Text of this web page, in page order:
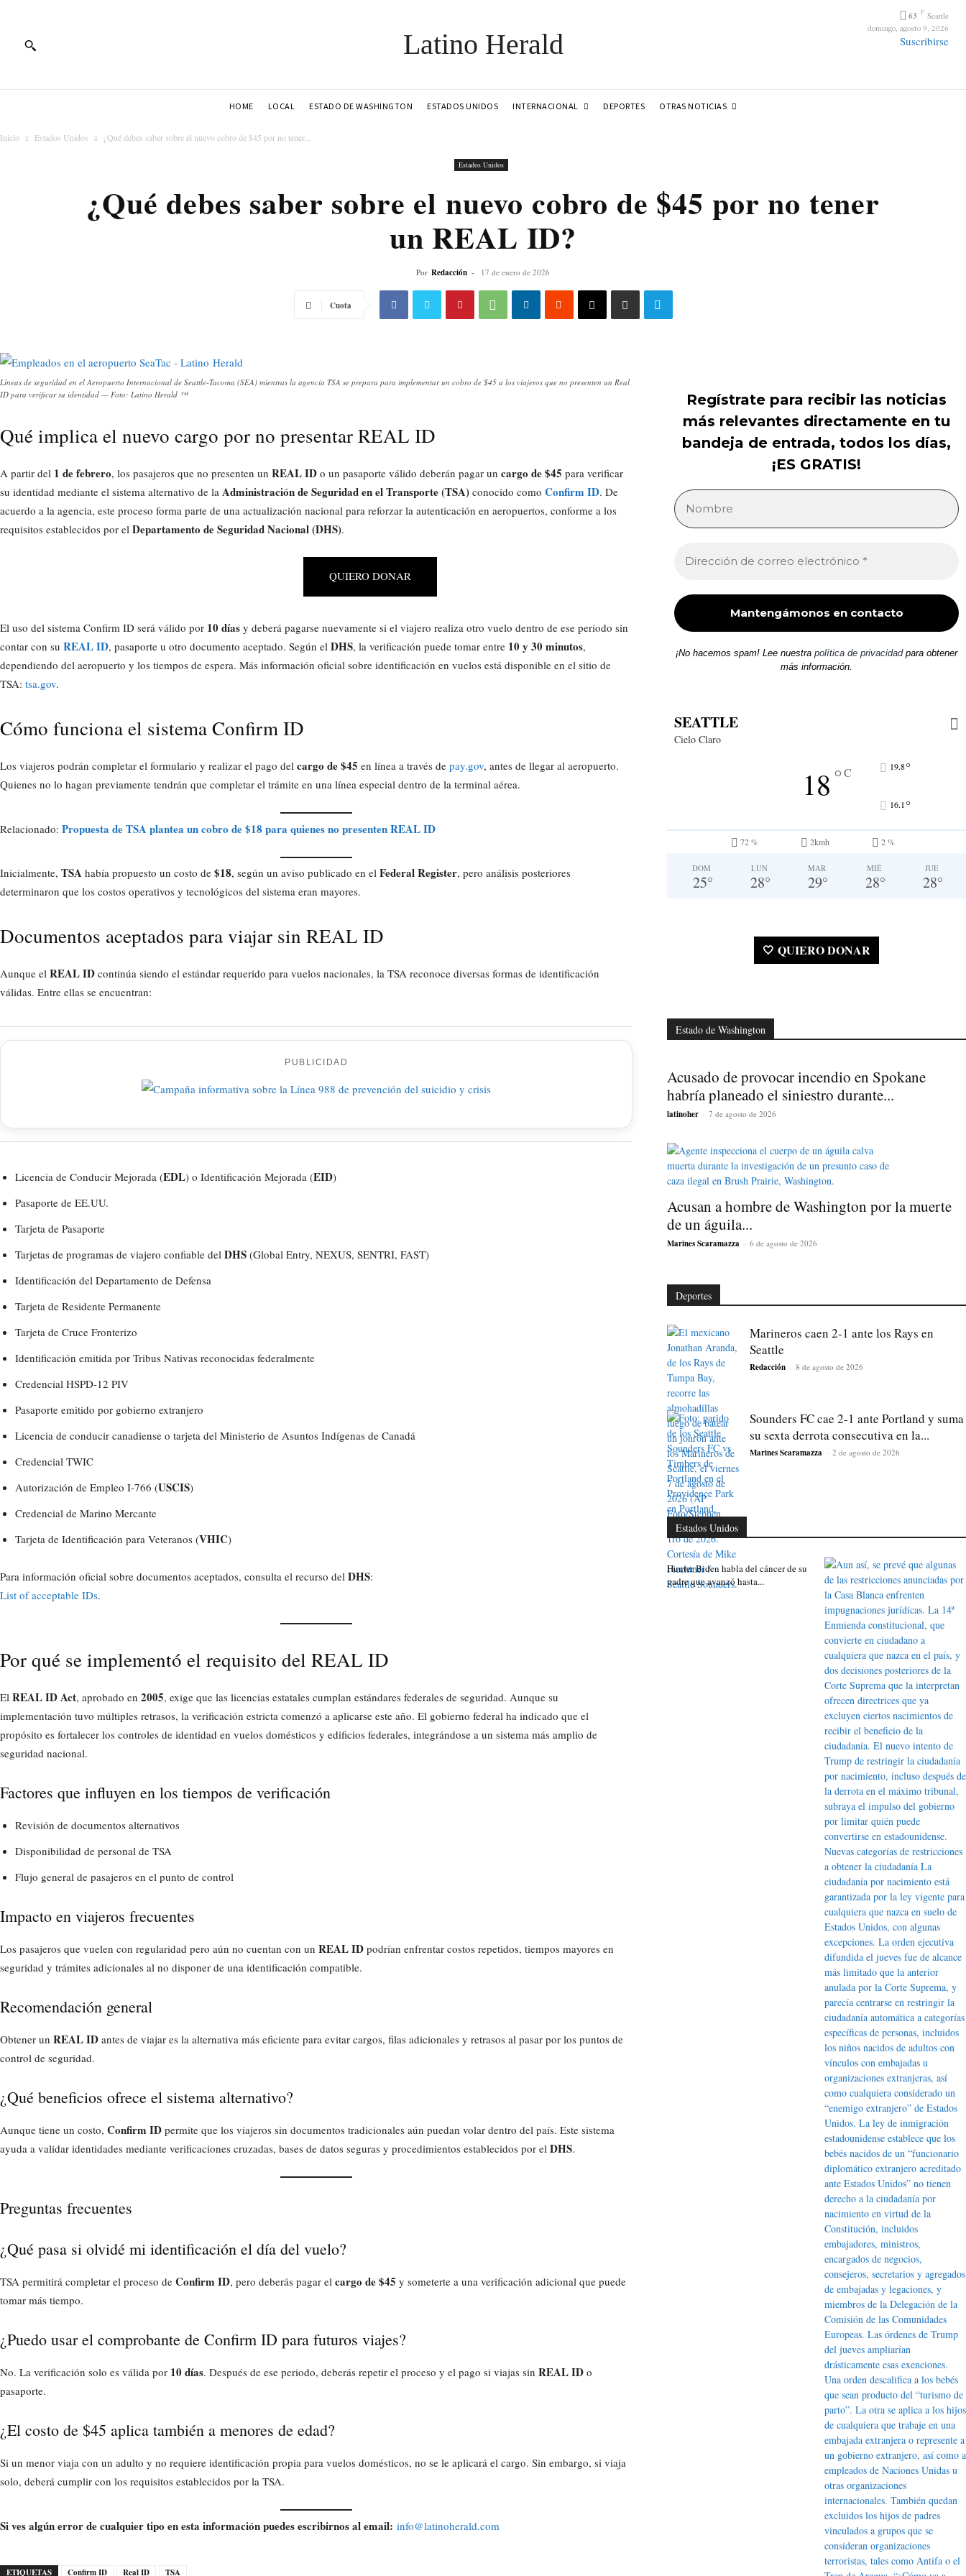
Latino Herald
63 F Seattle
domingo, agosto 9, 2026
Suscribirse
HOME LOCAL ESTADO DE WASHINGTON ESTADOS UNIDOS INTERNACIONAL DEPORTES OTRAS NOTICIAS
Inicio Estados Unidos ¿Qué debes saber sobre el nuevo cobro de $45 por no tener...
Estados Unidos
¿Qué debes saber sobre el nuevo cobro de $45 por no tener
un REAL ID?
Por Redacción - 17 de enero de 2026
Cuota
Líneas de seguridad en el Aeropuerto Internacional de Seattle-Tacoma (SEA) mientras la agencia TSA se prepara para implementar un cobro de $45 a los viajeros que no presenten un Real
ID para verificar su identidad — Foto: Latino Herald ™
Qué implica el nuevo cargo por no presentar REAL ID
A partir del 1 de febrero, los pasajeros que no presenten un REAL ID o un pasaporte válido deberán pagar un cargo de $45 para verificar
su identidad mediante el sistema alternativo de la Administración de Seguridad en el Transporte (TSA) conocido como Confirm ID. De
acuerdo a la agencia, este proceso forma parte de una actualización nacional para reforzar la autenticación en aeropuertos, conforme a los
requisitos establecidos por el Departamento de Seguridad Nacional (DHS).
QUIERO DONAR
El uso del sistema Confirm ID será válido por 10 días y deberá pagarse nuevamente si el viajero realiza otro vuelo dentro de ese periodo sin
contar con su REAL ID, pasaporte u otro documento aceptado. Según el DHS, la verificación puede tomar entre 10 y 30 minutos,
dependiendo del aeropuerto y los tiempos de espera. Más información oficial sobre identificación en vuelos está disponible en el sitio de
TSA: tsa.gov.
Cómo funciona el sistema Confirm ID
Los viajeros podrán completar el formulario y realizar el pago del cargo de $45 en línea a través de pay.gov, antes de llegar al aeropuerto.
Quienes no lo hagan previamente tendrán que completar el trámite en una línea especial dentro de la terminal aérea.
Relacionado: Propuesta de TSA plantea un cobro de $18 para quienes no presenten REAL ID
Inicialmente, TSA había propuesto un costo de $18, según un aviso publicado en el Federal Register, pero análisis posteriores
determinaron que los costos operativos y tecnológicos del sistema eran mayores.
Documentos aceptados para viajar sin REAL ID
Aunque el REAL ID continúa siendo el estándar requerido para vuelos nacionales, la TSA reconoce diversas formas de identificación
válidas. Entre ellas se encuentran:
PUBLICIDAD
Licencia de Conducir Mejorada (EDL) o Identificación Mejorada (EID)
Pasaporte de EE.UU.
Tarjeta de Pasaporte
Tarjetas de programas de viajero confiable del DHS (Global Entry, NEXUS, SENTRI, FAST)
Identificación del Departamento de Defensa
Tarjeta de Residente Permanente
Tarjeta de Cruce Fronterizo
Identificación emitida por Tribus Nativas reconocidas federalmente
Credencial HSPD-12 PIV
Pasaporte emitido por gobierno extranjero
Licencia de conducir canadiense o tarjeta del Ministerio de Asuntos Indígenas de Canadá
Credencial TWIC
Autorización de Empleo I-766 (USCIS)
Credencial de Marino Mercante
Tarjeta de Identificación para Veteranos (VHIC)
Para información oficial sobre documentos aceptados, consulta el recurso del DHS:
List of acceptable IDs.
Por qué se implementó el requisito del REAL ID
El REAL ID Act, aprobado en 2005, exige que las licencias estatales cumplan estándares federales de seguridad. Aunque su
implementación tuvo múltiples retrasos, la verificación estricta comenzó a aplicarse este año. El gobierno federal ha indicado que el
propósito es fortalecer los controles de identidad en vuelos domésticos y edificios federales, integrándose a un sistema más amplio de
seguridad nacional.
Factores que influyen en los tiempos de verificación
Revisión de documentos alternativos
Disponibilidad de personal de TSA
Flujo general de pasajeros en el punto de control
Impacto en viajeros frecuentes
Los pasajeros que vuelen con regularidad pero aún no cuentan con un REAL ID podrían enfrentar costos repetidos, tiempos mayores en
seguridad y trámites adicionales al no disponer de una identificación compatible.
Recomendación general
Obtener un REAL ID antes de viajar es la alternativa más eficiente para evitar cargos, filas adicionales y retrasos al pasar por los puntos de
control de seguridad.
¿Qué beneficios ofrece el sistema alternativo?
Aunque tiene un costo, Confirm ID permite que los viajeros sin documentos tradicionales aún puedan volar dentro del país. Este sistema
ayuda a validar identidades mediante verificaciones cruzadas, bases de datos seguras y procedimientos establecidos por el DHS.
Preguntas frecuentes
¿Qué pasa si olvidé mi identificación el día del vuelo?
TSA permitirá completar el proceso de Confirm ID, pero deberás pagar el cargo de $45 y someterte a una verificación adicional que puede
tomar más tiempo.
¿Puedo usar el comprobante de Confirm ID para futuros viajes?
No. La verificación solo es válida por 10 días. Después de ese periodo, deberás repetir el proceso y el pago si viajas sin REAL ID o
pasaporte.
¿El costo de $45 aplica también a menores de edad?
Si un menor viaja con un adulto y no requiere identificación propia para vuelos domésticos, no se le aplicará el cargo. Sin embargo, si viaja
solo, deberá cumplir con los requisitos establecidos por la TSA.
Si ves algún error de cualquier tipo en esta información puedes escribirnos al email: info@latinoherald.com
ETIQUETAS Confirm ID Real ID TSA
Regístrate para recibir las noticias
más relevantes directamente en tu
bandeja de entrada, todos los días,
¡ES GRATIS!
¡No hacemos spam! Lee nuestra política de privacidadpara obtener
más información.
SEATTLE
Cielo Claro
18°C 19.8°
16.1°
72 % 2kmh 2 %
DOM
25°
LUN
28°
MAR
29°
MIÉ
28°
JUE
28°
🤍 QUIERO DONAR
Estado de Washington
Acusado de provocar incendio en Spokane
habría planeado el siniestro durante...
latinoher - 7 de agosto de 2026
Acusan a hombre de Washington por la muerte
de un águila...
Marines Scaramazza - 6 de agosto de 2026
Deportes
Marineros caen 2-1 ante los Rays en
Seattle
Redacción - 8 de agosto de 2026
Sounders FC cae 2-1 ante Portland y suma
su sexta derrota consecutiva en la...
Marines Scaramazza - 2 de agosto de 2026
Estados Unidos
Hunter Biden habla del cáncer de su
padre que avanzó hasta...